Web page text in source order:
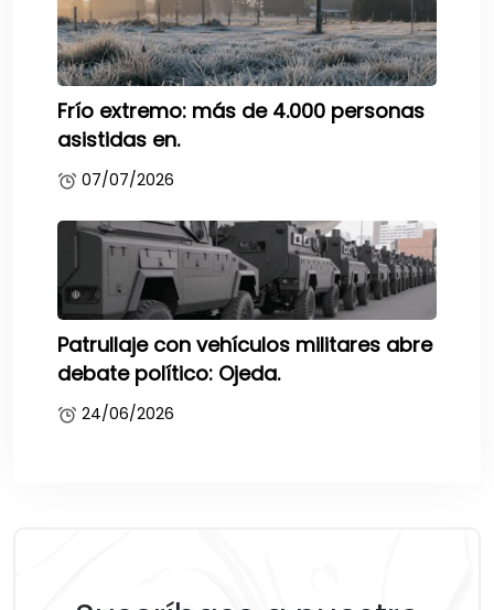
Frío extremo: más de 4.000 personas
asistidas en.
07/07/2026
Patrullaje con vehículos militares abre
debate político: Ojeda.
24/06/2026